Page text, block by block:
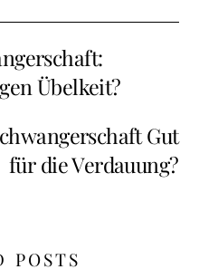
Übelkeit?
Gut
für die Verdauung?
POSTS